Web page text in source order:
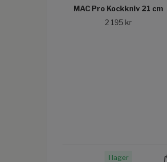
MAC Pro Kockkniv 21 cm
2 195 kr
I lager